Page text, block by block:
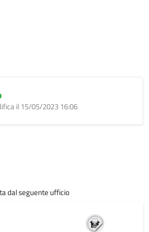
il 15/05/2023 16:06
dal seguente ufficio